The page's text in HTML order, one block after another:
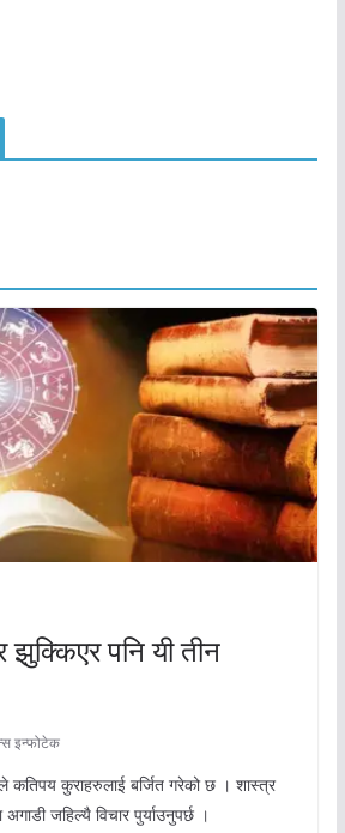
पनि यी तीन
इन्फोटेक
कतिपय कुराहरुलाई बर्जित गरेको छ । शास्त्र
जहिल्यै विचार पुर्याउनुपर्छ ।